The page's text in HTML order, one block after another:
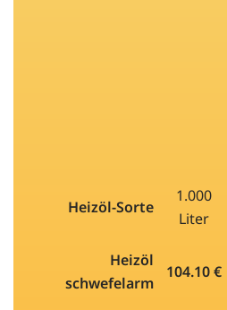
Heizöl-Sorte
1.000
Liter
Heizöl
schwefelarm
104.10 €